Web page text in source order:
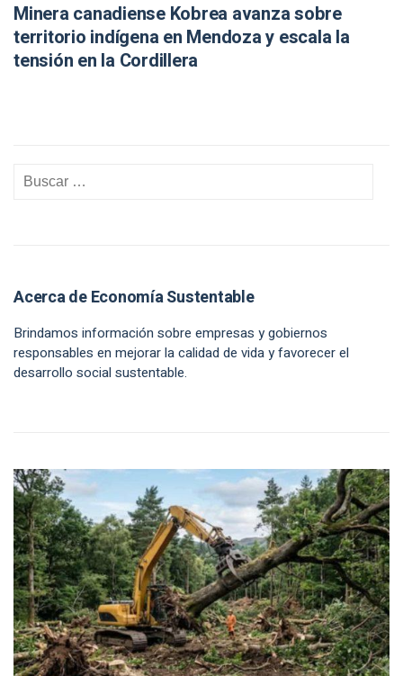
Minera canadiense Kobrea avanza sobre
territorio indígena en Mendoza y escala la
tensión en la Cordillera
Acerca de Economía Sustentable
Brindamos información sobre empresas y gobiernos
responsables en mejorar la calidad de vida y favorecer el
desarrollo social sustentable.